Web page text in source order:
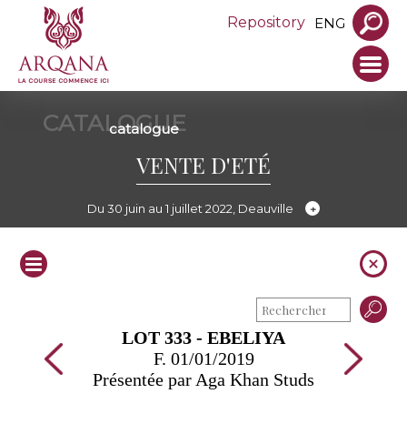
Repository ENG
CATALOGUE
catalogue
VENTE D'ETÉ
Du 30 juin au 1 juillet 2022, Deauville
LOT 333 - EBELIYA
F. 01/01/2019
Présentée par Aga Khan Studs